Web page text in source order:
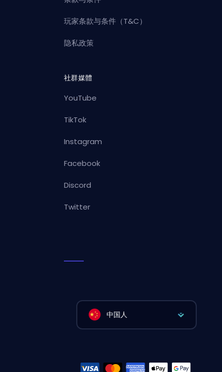
玩家条款与条件（T&C）
隐私政策
社群媒體
YouTube
TikTok
Instagram
Facebook
Discord
Twitter
中国人